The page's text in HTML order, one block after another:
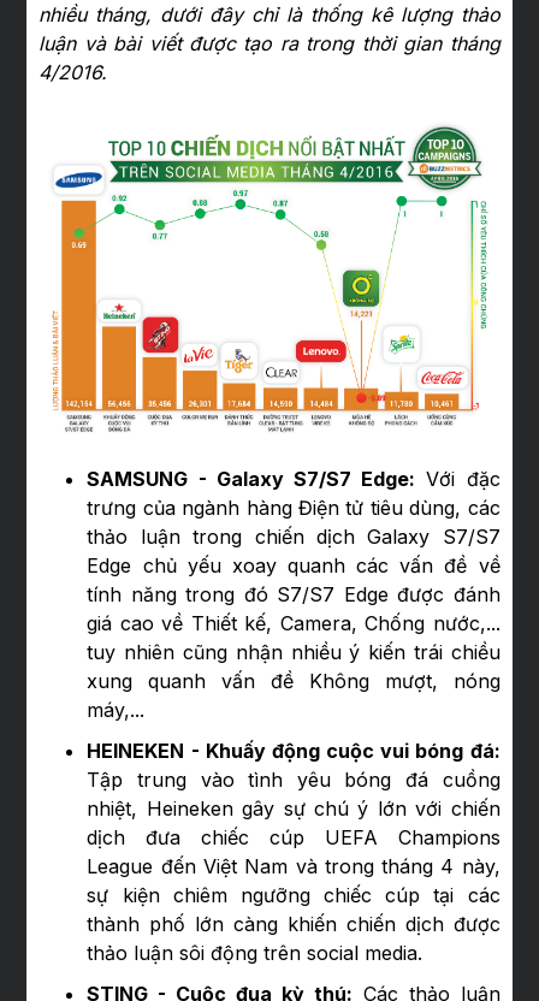
nhiều tháng, dưới đây chỉ là thống kê lượng thảo
luận và bài viết được tạo ra trong thời gian tháng
4/2016.
SAMSUNG - Galaxy S7/S7 Edge: Với đặc
trưng của ngành hàng Điện tử tiêu dùng, các
thảo luận trong chiến dịch Galaxy S7/S7
Edge chủ yếu xoay quanh các vấn đề về
tính năng trong đó S7/S7 Edge được đánh
giá cao về Thiết kế, Camera, Chống nước,...
tuy nhiên cũng nhận nhiều ý kiến trái chiều
xung quanh vấn đề Không mượt, nóng
máy,...
HEINEKEN - Khuấy động cuộc vui bóng đá:
Tập trung vào tình yêu bóng đá cuồng
nhiệt, Heineken gây sự chú ý lớn với chiến
dịch đưa chiếc cúp UEFA Champions
League đến Việt Nam và trong tháng 4 này,
sự kiện chiêm ngưỡng chiếc cúp tại các
thành phố lớn càng khiến chiến dịch được
thảo luận sôi động trên social media.
STING - Cuộc đua kỳ thú: Các thảo luận